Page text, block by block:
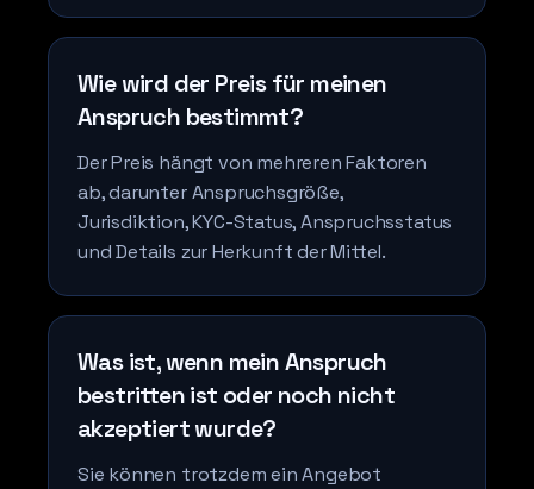
Wie wird der Preis für meinen
Anspruch bestimmt?
Der Preis hängt von mehreren Faktoren
ab, darunter Anspruchsgröße,
Jurisdiktion, KYC-Status, Anspruchsstatus
und Details zur Herkunft der Mittel.
Was ist, wenn mein Anspruch
bestritten ist oder noch nicht
akzeptiert wurde?
Sie können trotzdem ein Angebot